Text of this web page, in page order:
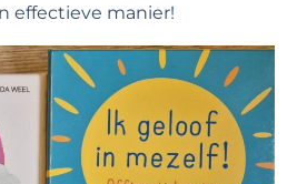
effectieve manier!